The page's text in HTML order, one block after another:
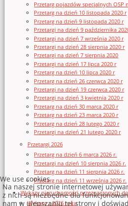
Przetarg pojazdów specjalnych OSP
Przetarg na dzień 10 listopada 2020 r
Przetarg na dzień 9 listopada 2020 r
Przetargi na dzień 9 października
Przetargi na dzień 7 września 2020 r
Przetargi na dzień 28 sierpnia 2020 r
Przetargi na dzień 7 sierpnia 2020
Przetargi na dzień 17 lipca 2020 r
Przetarg na dzień 10 lipca 2020 r
Przetarg na dzień 26 czerwca 2020 r
Przetargi na dzień 19 czerwca 2020 r
Przetargi na dzień 3 kwietnia 2020 r
Przetarg na dzień 30 marca 2020 r
Przetarg na dzień 23 marca 2020 r
Przetarg na dzień 28 lutego 2020 r
Przetargi na dzień 21 lutego 2020 r
Przetargi 2026
Przetarg na dzień 6 marca 2026 r.
Przetargi na dzień 10 sierpnia 2026 r.
Przetarg na dzień 11 sierpnia 2026 r.
Przetarg na dzień 11 września 2026 r.
Wykazy nieruchomości przeznaczonych
Wykazy z 2026 roku
We use cookies
Na naszej stronie internetowej
z nich są niezbędne dla
nam w ulepszaniu tej strony i